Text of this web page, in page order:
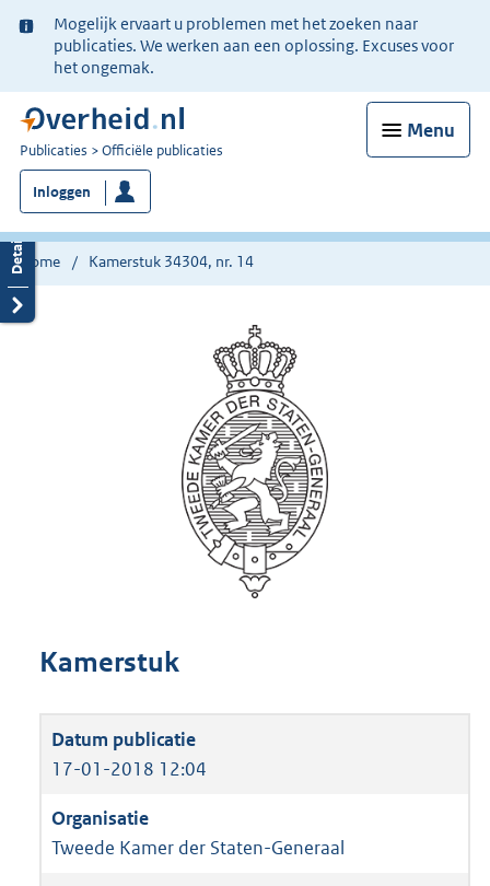
Ter
informatie:
Mogelijk ervaart u problemen met het zoeken naar
publicaties. We werken aan een oplossing. Excuses voor
het ongemak.
Menu
U
bent
nu
hier:
Publicaties Officiële publicaties
Inloggen
Home Kamerstuk 34304, nr. 14
Kamerstuk
17-01-2018 12:04
Tweede Kamer der Staten-Generaal